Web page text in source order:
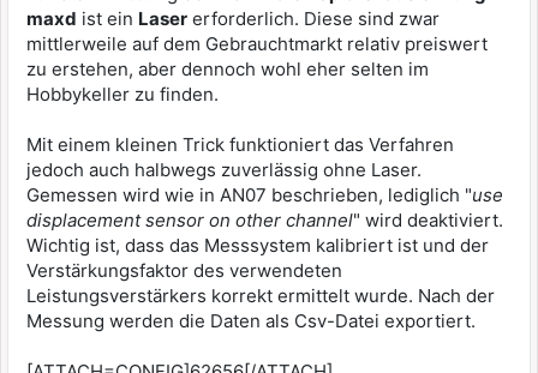
maxd ist ein Laser erforderlich. Diese sind zwar
mittlerweile auf dem Gebrauchtmarkt relativ preiswert
zu erstehen, aber dennoch wohl eher selten im
Hobbykeller zu finden.
Mit einem kleinen Trick funktioniert das Verfahren
jedoch auch halbwegs zuverlässig ohne Laser.
Gemessen wird wie in AN07 beschrieben, lediglich "use
displacement sensor on other channel" wird deaktiviert.
Wichtig ist, dass das Messsystem kalibriert ist und der
Verstärkungsfaktor des verwendeten
Leistungsverstärkers korrekt ermittelt wurde. Nach der
Messung werden die Daten als Csv-Datei exportiert.